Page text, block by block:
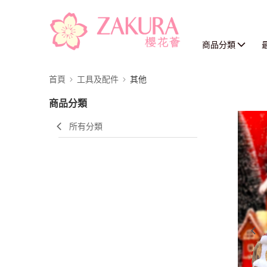
商品分類
首頁 工具及配件 其他
商品分類
所有分類